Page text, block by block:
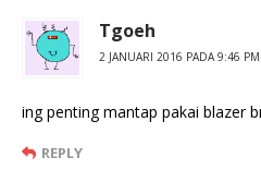
Tgoeh
2 JANUARI 2016 PADA 9:46 PM
ing penting mantap pakai blazer
REPLY